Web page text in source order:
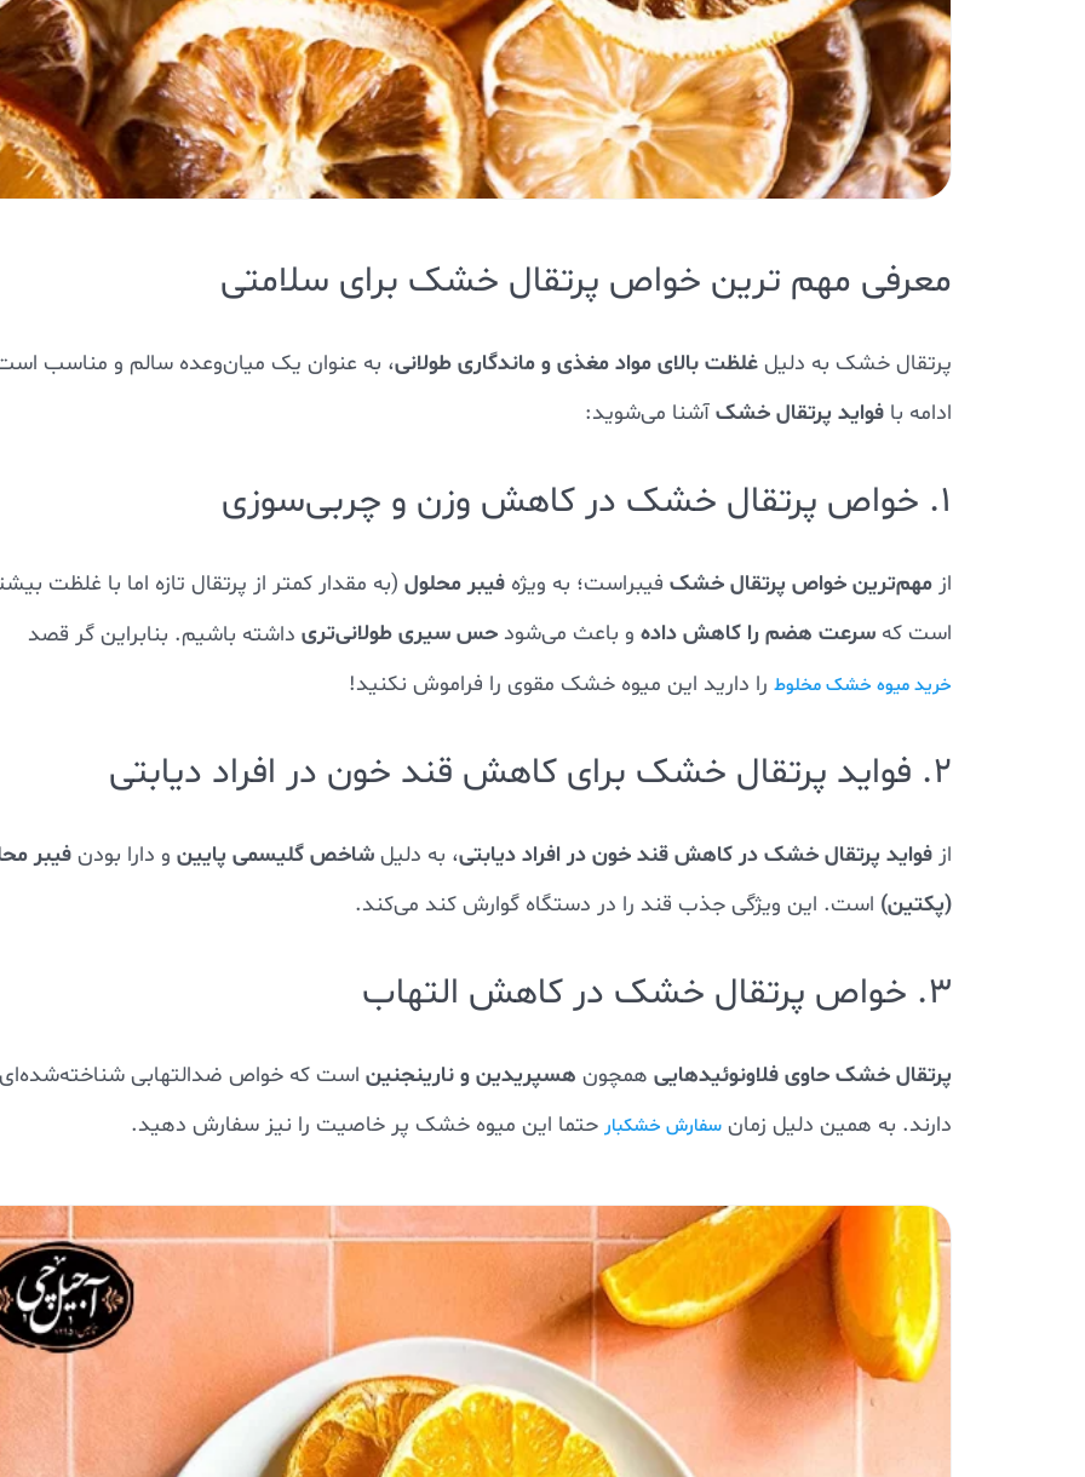
معرفی مهم ترین خواص پرتقال خشک برای سلامتی
پرتقال خشک به دلیل غلظت بالای مواد مغذی و ماندگاری طولانی، به عنوان یک میان‌وعده سالم و مناسب
ادامه با فواید پرتقال خشک آشنا می‌شوید:
1. خواص پرتقال خشک در کاهش وزن و چربی‌سوزی
از مهم‌ترین خواص پرتقال خشک فیبراست؛ به ویژه فیبر محلول (به مقدار کمتر از پرتقال تازه اما با غلظت
است که سرعت هضم را کاهش داده و باعث می‌شود حس سیری طولانی‌تری داشته باشیم. بنابراین گر قصد
خرید میوه خشک مخلوط را دارید این میوه خشک مقوی را فراموش نکنید!
2. فواید پرتقال خشک برای کاهش قند خون در افراد دیابتی‌
از فواید پرتقال خشک در کاهش قند خون در افراد دیابتی، به دلیل شاخص گلیسمی پایین و دارا بودن فیبر
(پکتین) است. این ویژگی جذب قند را در دستگاه گوارش کند می‌کند.
3. خواص پرتقال خشک در کاهش التهاب
پرتقال خشک حاوی فلاونوئیدهایی همچون هسپریدین و نارینجنین است که خواص ضدالتهابی شناخته‌شده‌ای
دارند. به همین دلیل زمان سفارش خشکبار حتما این میوه خشک پر خاصیت را نیز سفارش دهید.